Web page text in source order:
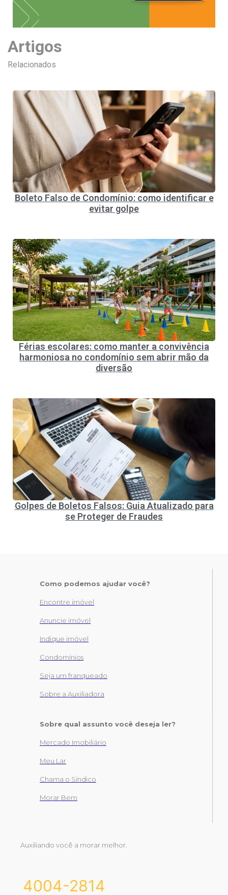
Artigos
Relacionados
Boleto Falso de Condomínio: como identificar e
evitar golpe
Férias escolares: como manter a convivência
harmoniosa no condomínio sem abrir mão da
diversão
Golpes de Boletos Falsos: Guia Atualizado para
se Proteger de Fraudes
Como podemos ajudar você?
Encontre imóvel
Anuncie imóvel
Indique imóvel
Condomínios
Seja um franqueado
Sobre a Auxiliadora
Sobre qual assunto você deseja ler?
Mercado Imobiliário
Meu Lar
Chama o Síndico
Morar Bem
Auxiliando você a morar melhor.
4004-2814